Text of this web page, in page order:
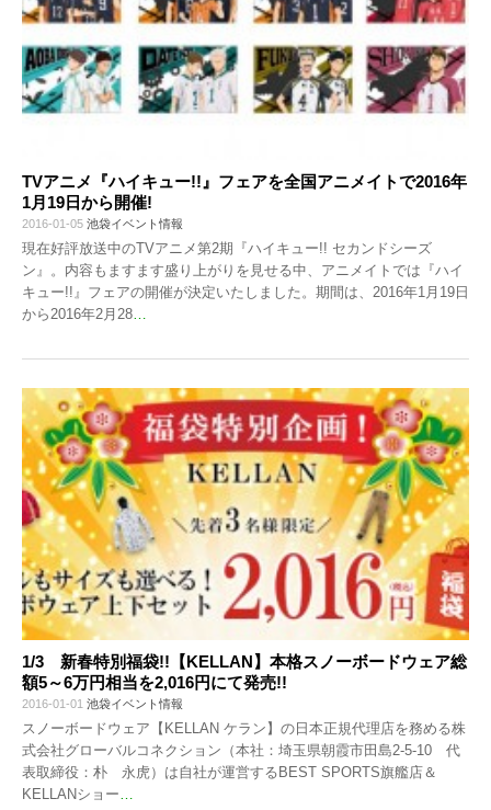
TVアニメ『ハイキュー!!』フェアを全国アニメイトで2016年
1月19日から開催!
2016-01-05 池袋イベント情報
現在好評放送中のTVアニメ第2期『ハイキュー!! セカンドシーズ
ン』。内容もますます盛り上がりを見せる中、アニメイトでは『ハイ
キュー!!』フェアの開催が決定いたしました。期間は、2016年1月19日
から2016年2月28
1/3 新春特別福袋!!【KELLAN】本格スノーボードウェア総
額5～6万円相当を2,016円にて発売!!
2016-01-01 池袋イベント情報
スノーボードウェア【KELLAN ケラン】の日本正規代理店を務める株
式会社グローバルコネクション（本社：埼玉県朝霞市田島2-5-10 代
表取締役：朴 永虎）は自社が運営するBEST SPORTS旗艦店＆
KELLANショー…